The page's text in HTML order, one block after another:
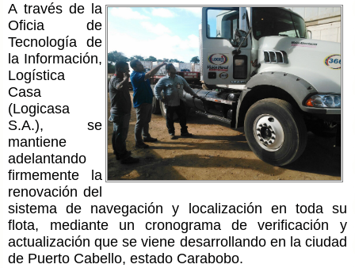
A través de la
Oficia de
Tecnología de
la Información,
Logística
Casa
(Logicasa
S.A.), se
mantiene
adelantando
firmemente la
renovación del
sistema de navegación y localización en toda su
flota, mediante un cronograma de verificación y
actualización que se viene desarrollando en la ciudad
de Puerto Cabello, estado Carabobo.